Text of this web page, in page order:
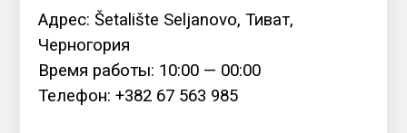
Адрес: Šetalište Seljanovo, Тиват,
Черногория
Время работы: 10:00 — 00:00
Телефон: +382 67 563 985